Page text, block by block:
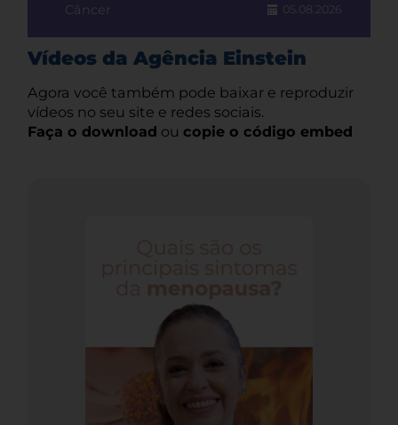
Câncer 05.08.2026
Vídeos da Agência Einstein
Agora você também pode baixar e reproduzir
vídeos no seu site e redes sociais.
Faça o download ou copie o código embed